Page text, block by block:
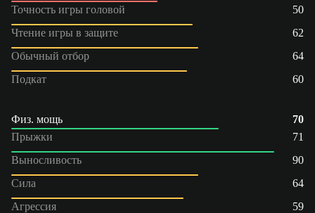
Точность игры головой
50
Чтение игры в защите
62
Обычный отбор
64
Подкат
60
Физ. мощь
70
Прыжки
71
Выносливость
90
Сила
64
Агрессия
59